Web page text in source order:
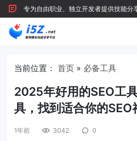
专为自由职业、独立开发者提供技能
们
当前位置： 首页 » 必备工具
2025年好用的SEO工
具，找到适合你的SEO
1年前 3042 0